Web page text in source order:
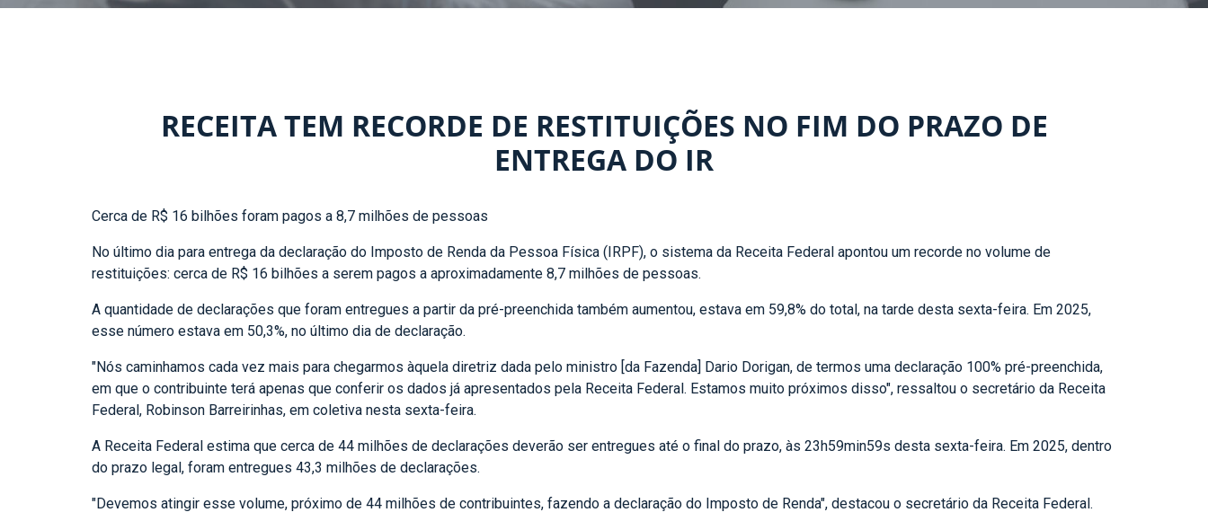
RECEITA TEM RECORDE DE RESTITUIÇÕES NO FIM DO PRAZO DE
ENTREGA DO IR
Cerca de R$ 16 bilhões foram pagos a 8,7 milhões de pessoas
No último dia para entrega da declaração do Imposto de Renda da Pessoa Física (IRPF), o sistema da Receita Federal apontou um recorde no volume de
restituições: cerca de R$ 16 bilhões a serem pagos a aproximadamente 8,7 milhões de pessoas.
A quantidade de declarações que foram entregues a partir da pré-preenchida também aumentou, estava em 59,8% do total, na tarde desta sexta-feira. Em 2025,
esse número estava em 50,3%, no último dia de declaração.
"Nós caminhamos cada vez mais para chegarmos àquela diretriz dada pelo ministro [da Fazenda] Dario Dorigan, de termos uma declaração 100% pré-preenchida,
em que o contribuinte terá apenas que conferir os dados já apresentados pela Receita Federal. Estamos muito próximos disso", ressaltou o secretário da Receita
Federal, Robinson Barreirinhas, em coletiva nesta sexta-feira.
A Receita Federal estima que cerca de 44 milhões de declarações deverão ser entregues até o final do prazo, às 23h59min59s desta sexta-feira. Em 2025, dentro
do prazo legal, foram entregues 43,3 milhões de declarações.
"Devemos atingir esse volume, próximo de 44 milhões de contribuintes, fazendo a declaração do Imposto de Renda", destacou o secretário da Receita Federal.